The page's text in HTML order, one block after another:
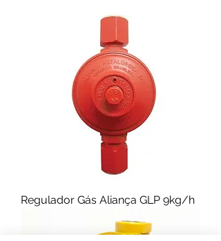
Regulador Gás Aliança GLP 9kg/h